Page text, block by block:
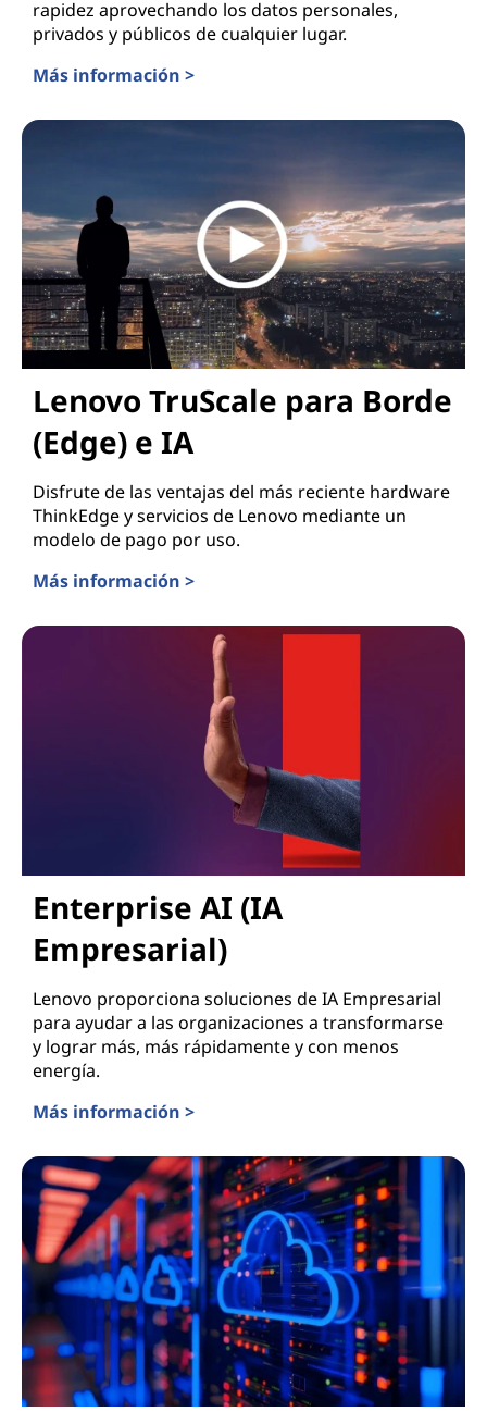
rapidez aprovechando los datos personales,
privados y públicos de cualquier lugar.
Más información >
Lenovo TruScale para Borde
(Edge) e IA
Disfrute de las ventajas del más reciente hardware
ThinkEdge y servicios de Lenovo mediante un
modelo de pago por uso.
Más información >
Enterprise AI (IA
Empresarial)
Lenovo proporciona soluciones de IA Empresarial
para ayudar a las organizaciones a transformarse
y lograr más, más rápidamente y con menos
energía.
Más información >